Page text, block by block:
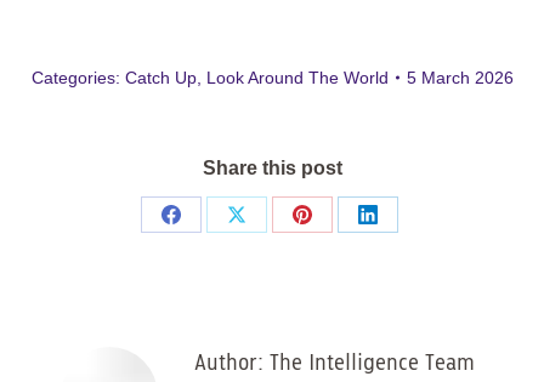
Categories: Catch Up, Look Around The World 5 March 2026
Share this post
Share
Share
Share
Share
Author: The Intelligence Team